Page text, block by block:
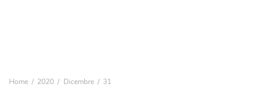
Home 2020 Dicembre 31